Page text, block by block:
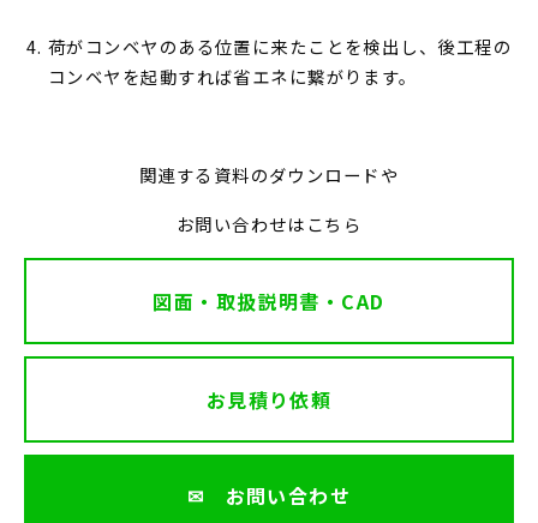
荷がコンベヤのある位置に来たことを検出し、後工程の
コンベヤを起動すれば省エネに繋がります。
関連する資料のダウンロードや
お問い合わせはこちら
図面・取扱説明書・CAD
お見積り依頼
✉ お問い合わせ